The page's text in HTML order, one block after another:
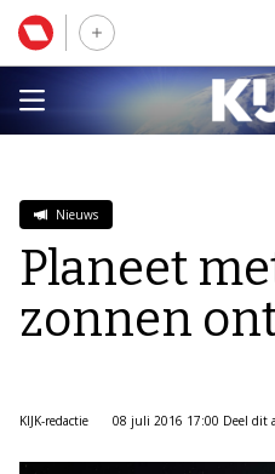
Nieuws
Planeet
zonnen
KIJK-redactie 08 juli 2016 17:00 Deel dit